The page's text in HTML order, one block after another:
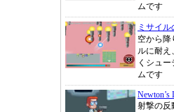
ムです
ミサイル
空から降
ルに耐え
くシュ
ムです
Newton’s
射撃の反